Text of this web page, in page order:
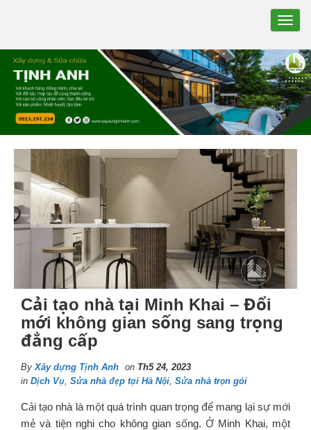
Cải tạo nhà tại Minh Khai – Đổi
mới không gian sống sang trọng
đẳng cấp
By Xây dựng Tịnh Anh on Th5 24, 2023
in Dịch Vụ Sửa nhà đẹp tại Hà Nội Sửa nhà trọn gói
Cải tạo nhà là một quá trình quan trọng để mang lại sự mới
mẻ và tiện nghi cho không gian sống. Ở Minh Khai, một